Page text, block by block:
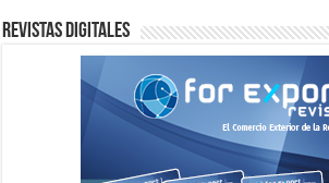
Revistas digitales